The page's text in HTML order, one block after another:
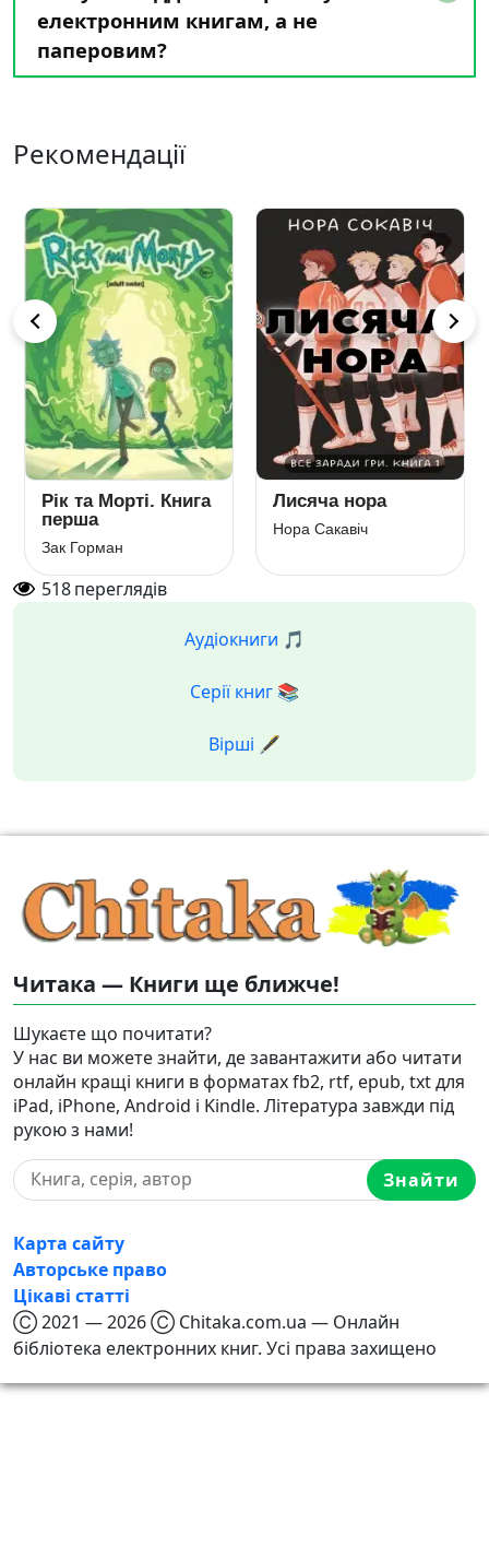
електронним книгам, а не
паперовим?
Рекомендації
Рік та Морті. Книга
перша
Зак Горман
Лисяча нора
Нора Сакавіч
518переглядів
Аудіокниги 🎵
Серії книг 📚
Вірші 🖋️
Читака — Книги ще ближче!
Шукаєте що почитати?
У нас ви можете знайти, де завантажити або читати
онлайн кращі книги в форматах fb2, rtf, epub, txt для
iPad, iPhone, Android і Kindle. Література завжди під
рукою з нами!
Знайти
Карта сайту
Авторське право
Цікаві статті
Ⓒ 2021 — 2026 Ⓒ Chitaka.com.ua — Онлайн
бібліотека електронних книг. Усі права захищено